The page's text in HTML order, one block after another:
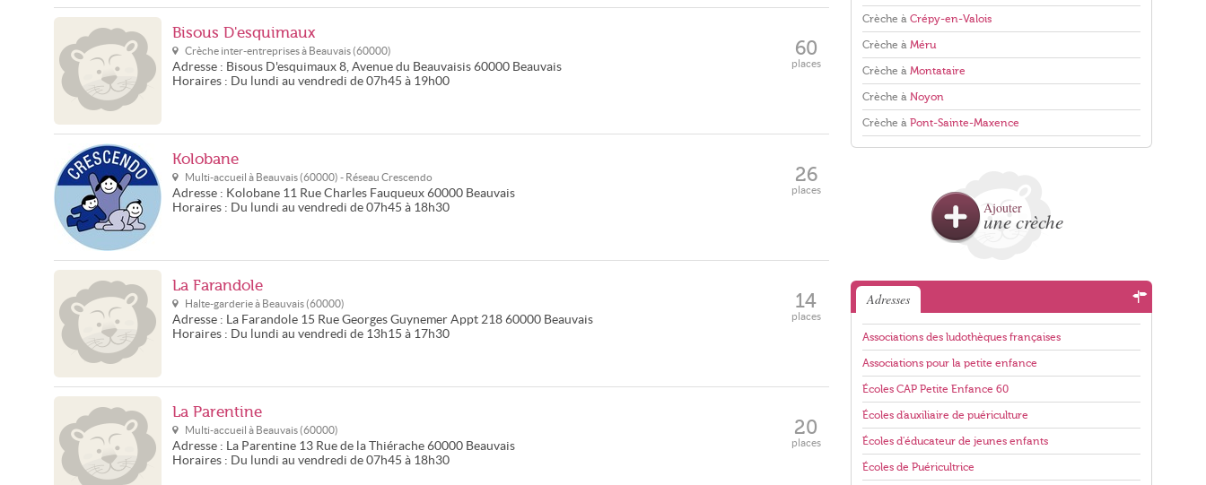
Bisous D'esquimaux
Crèche inter-entreprises à Beauvais (60000)
Adresse : Bisous D'esquimaux 8, Avenue du Beauvaisis 60000 Beauvais
Horaires : Du lundi au vendredi de 07h45 à 19h00
60
places
Kolobane
Multi-accueil à Beauvais (60000) - Réseau Crescendo
Adresse : Kolobane 11 Rue Charles Fauqueux 60000 Beauvais
Horaires : Du lundi au vendredi de 07h45 à 18h30
26
places
La Farandole
Halte-garderie à Beauvais (60000)
Adresse : La Farandole 15 Rue Georges Guynemer Appt 218 60000 Beauvais
Horaires : Du lundi au vendredi de 13h15 à 17h30
14
places
La Parentine
Multi-accueil à Beauvais (60000)
Adresse : La Parentine 13 Rue de la Thiérache 60000 Beauvais
Horaires : Du lundi au vendredi de 07h45 à 18h30
20
places
Crèche à Crépy-en-Valois
Crèche à Méru
Crèche à Montataire
Crèche à Noyon
Crèche à Pont-Sainte-Maxence
Ajouter
une crèche
Adresses
Associations des ludothèques françaises
Associations pour la petite enfance
Écoles CAP Petite Enfance 60
Écoles d'auxiliaire de puériculture
Écoles d'éducateur de jeunes enfants
Écoles de Puéricultrice